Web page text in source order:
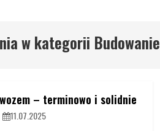
w kategorii Budowanie
– terminowo i solidnie
11.07.2025